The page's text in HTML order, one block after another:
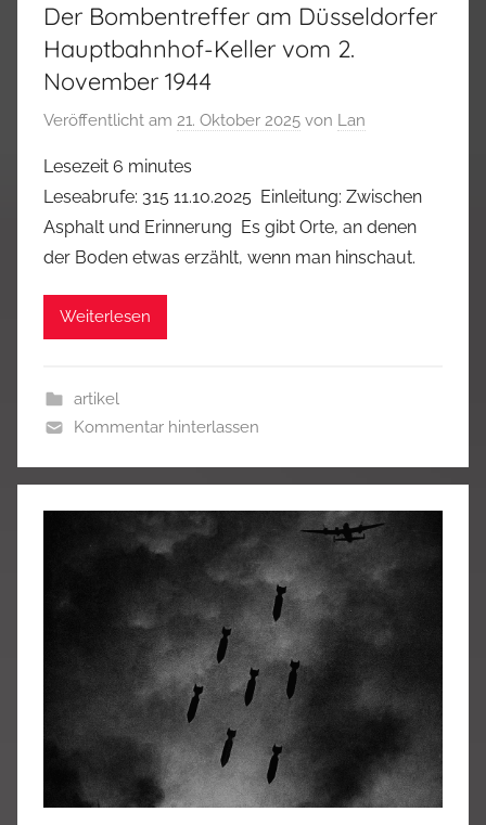
Der Bombentreffer am Düsseldorfer
Hauptbahnhof-Keller vom 2.
November 1944
Veröffentlicht am 21. Oktober 2025 von Lan
Lesezeit 6 minutes
Leseabrufe: 315 11.10.2025 Einleitung: Zwischen
Asphalt und Erinnerung Es gibt Orte, an denen
der Boden etwas erzählt, wenn man hinschaut.
Weiterlesen
artikel
Kommentar hinterlassen